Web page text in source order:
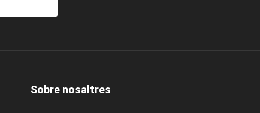
Sobre nosaltres